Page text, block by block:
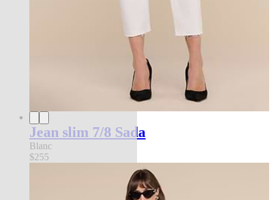
Jean slim 7/8 Sada
Blanc
$255